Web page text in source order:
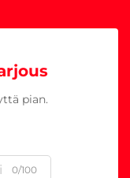
pian.
0/100